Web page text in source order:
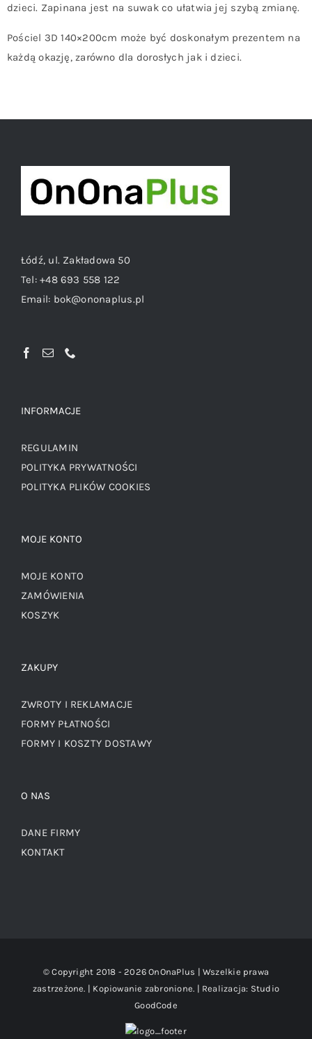
dzieci. Zapinana jest na suwak co ułatwia jej szybą zmianę.
Pościel 3D 140×200cm może być doskonałym prezentem na
każdą okazję, zarówno dla dorosłych jak i dzieci.
Łódź, ul. Zakładowa 50
Tel:+48 693 558 122
Email: bok@ononaplus.pl
INFORMACJE
REGULAMIN
POLITYKA PRYWATNOŚCI
POLITYKA PLIKÓW COOKIES
MOJE KONTO
MOJE KONTO
ZAMÓWIENIA
KOSZYK
ZAKUPY
ZWROTY I REKLAMACJE
FORMY PŁATNOŚCI
FORMY I KOSZTY DOSTAWY
O NAS
DANE FIRMY
KONTAKT
© Copyright 2018 -2026 OnOnaPlus | Wszelkie prawa
zastrzeżone. | Kopiowanie zabronione. | Realizacja: Studio
GoodCode